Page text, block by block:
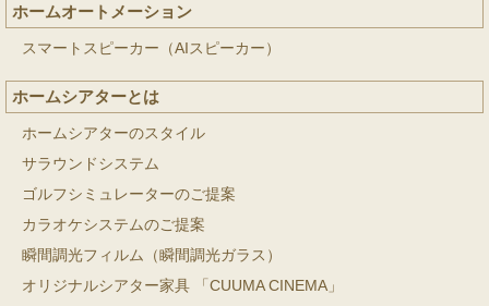
ホームオートメーション
スマートスピーカー（AIスピーカー）
ホームシアターとは
ホームシアターのスタイル
サラウンドシステム
ゴルフシミュレーターのご提案
カラオケシステムのご提案
瞬間調光フィルム（瞬間調光ガラス）
オリジナルシアター家具 「CUUMA CINEMA」